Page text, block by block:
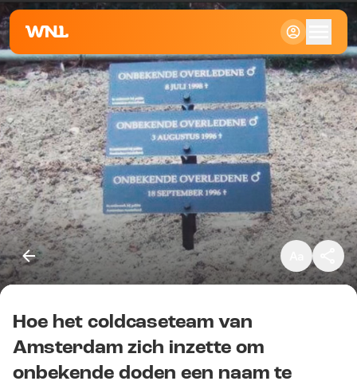
Klein
Standaard
Groot
Kopieer link
Hoe het coldcaseteam van
Amsterdam zich inzette om
onbekende doden een naam te